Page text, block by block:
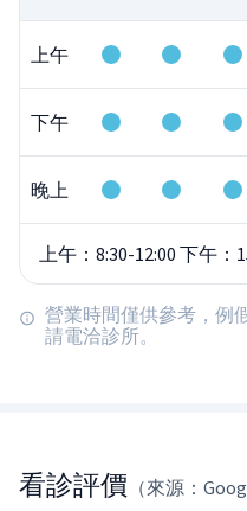
上午
下午
晚上
上午：8:30-12:00 下午：
營業時間僅供參考，例
請電洽診所。
看診評價 （來源：